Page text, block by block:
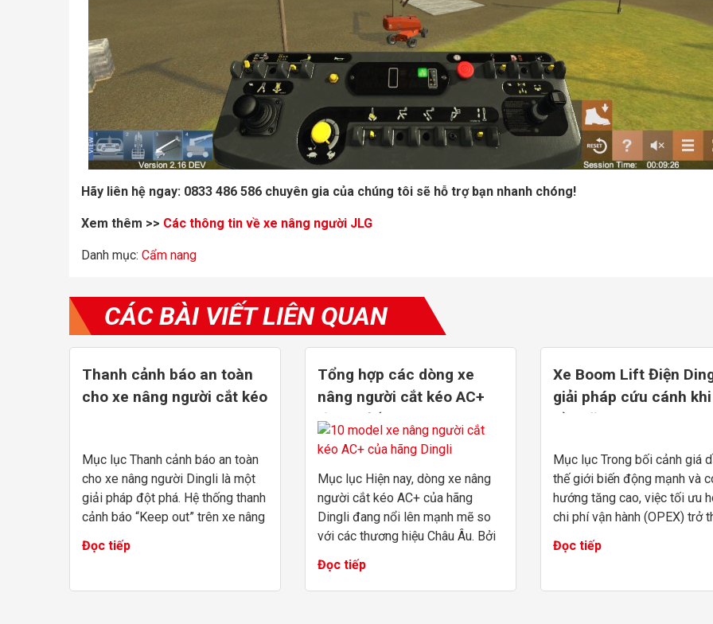
Hãy liên hệ ngay: 0833 486 586 chuyên gia của chúng tôi sẽ hỗ trợ bạn nhanh chóng!
Xem thêm >> Các thông tin về xe nâng người JLG
Danh mục: Cẩm nang
CÁC BÀI VIẾT LIÊN QUAN
Thanh cảnh báo an toàn
cho xe nâng người cắt kéo
Mục lục Thanh cảnh báo an toàn
cho xe nâng người Dingli là một
giải pháp đột phá. Hệ thống thanh
cảnh báo “Keep out” trên xe nâng
MAC Việt Nam. Hệ thống thanh ...
Đọc tiếp
Tổng hợp các dòng xe
nâng người cắt kéo AC+
từ 8m đến 16m
Mục lục Hiện nay, dòng xe nâng
người cắt kéo AC+ của hãng
Dingli đang nổi lên mạnh mẽ so
với các thương hiệu Châu Âu. Bởi
công nghiệp đòi hỏi tiến độ gắt
gao, việc lựa...
Đọc tiếp
Xe Boom Lift Điện
giải pháp cứu cánh
Dầu tăng
Mục lục Trong bối cảnh giá
thế giới biến động mạnh và
hướng tăng cao, việc tối ưu
chi phí vận hành (OPEX) trở
thi công. Boom Lift điện
Đọc tiếp